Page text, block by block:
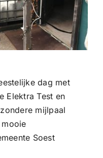
dag met
Elektra Test en
mijlpaal
Soest